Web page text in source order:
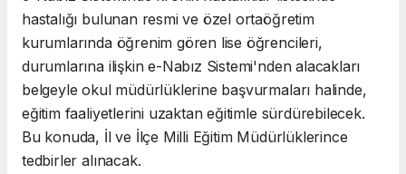
hastalığı bulunan resmi ve özel ortaöğretim
kurumlarında öğrenim gören lise öğrencileri,
durumlarına ilişkin e-Nabız Sistemi'nden alacakları
belgeyle okul müdürlüklerine başvurmaları halinde,
eğitim faaliyetlerini uzaktan eğitimle sürdürebilecek.
Bu konuda, İl ve İlçe Milli Eğitim Müdürlüklerince
tedbirler alınacak.